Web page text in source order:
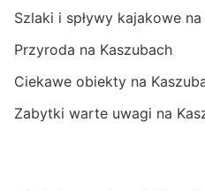
Szlaki i spływy kajakowe
Przyroda na Kaszubach
Ciekawe obiekty na
Zabytki warte uwagi na